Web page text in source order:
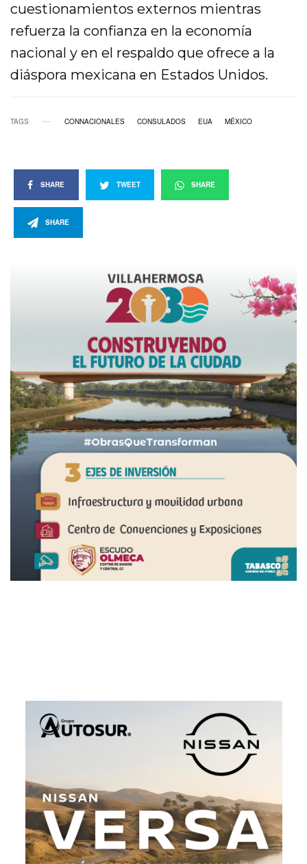
cuestionamientos externos mientras
refuerza la confianza en la economía
nacional y en el respaldo que ofrece a la
diáspora mexicana en Estados Unidos.
TAGS CONNACIONALES CONSULADOS EUA MÉXICO
SHARE TWEET SHARE
SHARE